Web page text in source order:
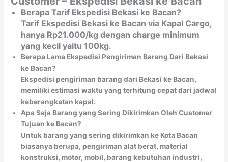
Berapa Tarif Ekspedisi Bekasi ke Bacan?
Tarif Ekspedisi Bekasi ke Bacan via Kapal Cargo,
hanya Rp21.000/kg dengan charge minimum
yang kecil yaitu 100kg.
Berapa Lama Ekspedisi Pengiriman Barang Dari Bekasi
ke Bacan?
Ekspedisi pengiriman barang dari Bekasi ke Bacan,
memiliki estimasi waktu yang terhitung cepat dari jadwal
keberangkatan kapal.
Apa Saja Barang yang Sering Dikirimkan Oleh Customer
Tujuan ke Bacan?
Untuk barang yang sering dikirimkan ke Kota Bacan
biasanya berupa, pengiriman alat berat, material
konstruksi, motor, mobil, barang kebutuhan industri,